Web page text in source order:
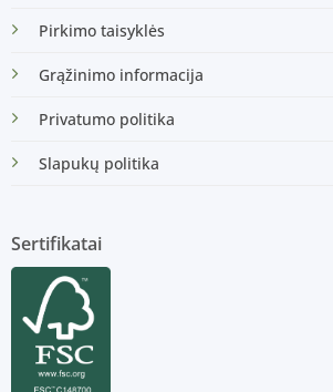
Pirkimo taisyklės
Grąžinimo informacija
Privatumo politika
Slapukų politika
Sertifikatai